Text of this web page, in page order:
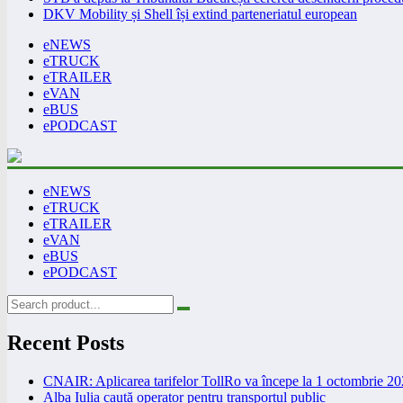
DKV Mobility și Shell își extind parteneriatul european
eNEWS
eTRUCK
eTRAILER
eVAN
eBUS
ePODCAST
eNEWS
eTRUCK
eTRAILER
eVAN
eBUS
ePODCAST
Recent Posts
CNAIR: Aplicarea tarifelor TollRo va începe la 1 octombrie
Alba Iulia caută operator pentru transportul public